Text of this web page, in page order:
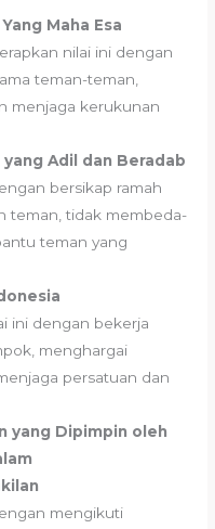
Maha Esa
nilai ini dengan
teman-teman,
menjaga kerukunan
Adil dan Beradab
bersikap ramah
teman, tidak membeda-
teman yang
ini dengan bekerja
menghargai
persatuan dan
yang Dipimpin oleh
mengikuti